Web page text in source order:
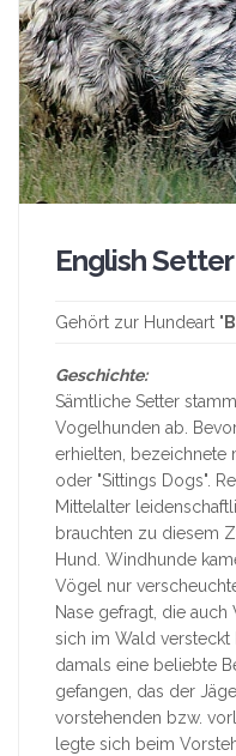
English Setter
Gehört zur Hundeart "
Geschichte:
Sämtliche Setter
Vogelhunden ab.
erhielten, bezeichnete
oder "Sittings Dogs".
Mittelalter
brauchten zu diesem
Hund. Windhunde
Vögel nur
Nase gefragt, die
sich im Wald versteckt
damals eine beliebte
gefangen, das der
vorstehenden bzw.
legte sich beim